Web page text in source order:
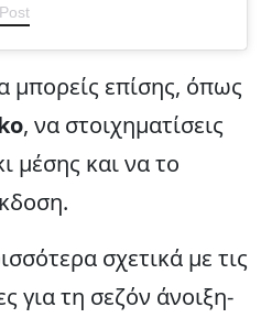
Post
μπορείς επίσης, όπως
, να στοιχηματίσεις
μέσης και να το
σχετικά με τις
για τη σεζόν άνοιξη-